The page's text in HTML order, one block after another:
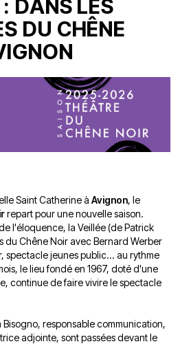
DANS LES
DU CHÊNE
Saint Catherine à Avignon, le
repart pour une nouvelle saison.
l'éloquence, la Veillée (de Patrick
du Chêne Noir avec Bernard Werber
spectacle jeunes public... au rythme
le lieu fondé en 1967, doté d'une
continue de faire vivire le spectacle
responsable communication,
adjointe, sont passées devant le